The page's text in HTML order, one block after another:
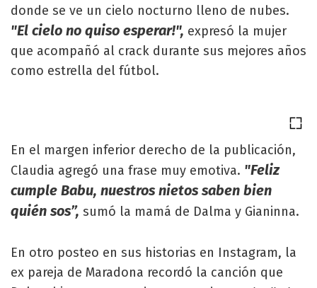
donde se ve un cielo nocturno lleno de nubes.
"El cielo no quiso esperar!", expresó la mujer
que acompañó al crack durante sus mejores años
como estrella del fútbol.
En el margen inferior derecho de la publicación,
Claudia agregó una frase muy emotiva. "Feliz
cumple Babu, nuestros nietos saben bien
quién sos”, sumó la mamá de Dalma y Gianinna.
En otro posteo en sus historias en Instagram, la
ex pareja de Maradona recordó la canción que